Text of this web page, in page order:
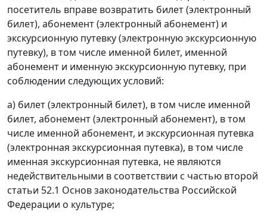
посетитель вправе возвратить билет (электронный
билет), абонемент (электронный абонемент) и
экскурсионную путевку (электронную экскурсионную
путевку), в том числе именной билет, именной
абонемент и именную экскурсионную путевку, при
соблюдении следующих условий:
а) билет (электронный билет), в том числе именной
билет, абонемент (электронный абонемент), в том
числе именной абонемент, и экскурсионная путевка
(электронная экскурсионная путевка), в том числе
именная экскурсионная путевка, не являются
недействительными в соответствии с частью второй
статьи 52.1 Основ законодательства Российской
Федерации о культуре;